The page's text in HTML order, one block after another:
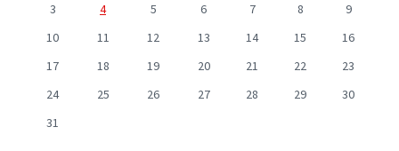
3
4 5 6 7 8
9
10
11 12 13 14 15
16
17
18 19 20 21 22
23
24
25 26 27 28 29
30
31